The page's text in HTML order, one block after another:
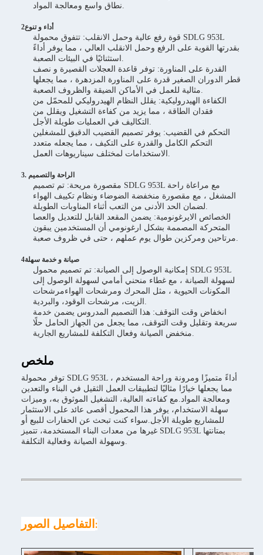
نطاق واسع ومعالجة المواد.
2أداء و تنوع
قوة رفع عالية وحمل الانقلب: تتفوق محمولة SDLG 953L
بقدرتها القوية على الرفع وحمل الانقلب العالي ، مما يوفر أداءً
استثنائيًا في البيئات الصعبة.
القدرة على المناورة: توفر قاعدة العجلات القصيرة و نصف
قطر الدوران الصغير قدرة على المناورة المزدهرة ، مما يجعلها
مثالية للعمل في الأماكن الضيقة والظروف الصعبة.
الكفاءة الهيدروليكية: يقلل النظام الهيدروليكي للمحمّل من
فقدان الطاقة ، مما يزيد من كفاءة التشغيل ويقلل من
التكاليف في العمليات طويلة الأجل.
التحكم في القضيب: يوفر تصميم القضيب الدقيق للمشغلين
التحكم الكامل والقدرة على التكيف ، مما يجعله متعدد
الاستخدامات لمختلف سيناريوهات العمل.
3. الراحة والتصميم
مقصورة مريحة: تم تصميم SDLG 953L مع مراعاة راحة
المشغل ، مع مقصورة منخفضة الضوضاء ونظام تكييف الهواء
لضمان الحد الأدنى من التعب أثناء المناوبات الطويلة.
الخصائص الايرغونومية: يضمن المقعد القابل للتعديل والعصا
المتحركة المصممة بشكل ارغونومي أن المستخدمين يبقون
مرتاحين ومركزين طوال يوم عملهم ، حتى في ظروف صعبة.
4صيانة و خدمة سهلة
إمكانية الوصول إلى الصيانة: تم تصميم محمول SDLG 953L
لسهولة الصيانة ، مع غطاء منحني أمامي لسهولة الوصول إلى
المكونات الحيوية ، مثل المحرك ومرشحات الهواءمرشحات
الزيت، مرشحات الوقود، والبردية.
انخفاض وقت التوقف: هذا التصميم المدروس يضمن خدمة
سريعة وتقليل وقت التوقف، مما يجعل من الجهاز الحامل حلًا
منخفض الصيانة وفعال التكلفة للمشاريع الجارية.
ملخص
توفر محمولة SDLG 953L أداءً متميزًا ومرونة وراحة المستخدم ،
مما يجعلها خيارًا مثاليًا لتطبيقات العمل الثقيل في البناء والتعدين
ومعالجة المواد.مع كفاءته العالية، التشغيل الموثوق به، وميزات
سهلة الاستخدام، يوفر هذا المحمول أقصى عائد على الاستثمار
للمشاريع طويلة الأجل.سواء كنت تبحث عن الحفارات للبيع أو
غيرها من معدات البناء المستخدمة، تتميز SDLG 953L بمتانتها
وسهولة الصيانة وفعالية التكلفة.
التفاصيل الصور :